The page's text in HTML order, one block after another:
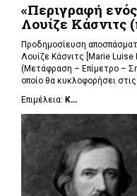
«Περιγραφή
Λουίζε Κάσνιτς
Προδημοσίευση
Λουίζε Κάσνιτς [Marie
(Μετάφραση – Επίμετρο –
οποίο θα κυκλοφορήσει
Επιμέλεια: Κ...